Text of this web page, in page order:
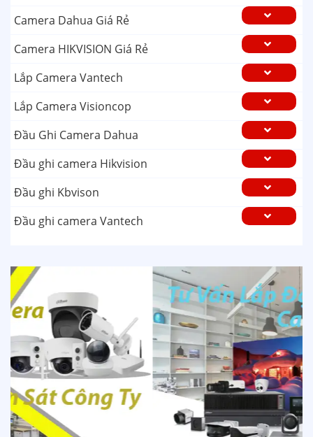
Camera Dahua Giá Rẻ
Camera HIKVISION Giá Rẻ
Lắp Camera Vantech
Lắp Camera Visioncop
Đầu Ghi Camera Dahua
Đầu ghi camera Hikvision
Đầu ghi Kbvison
Đầu ghi camera Vantech